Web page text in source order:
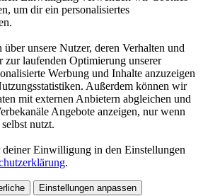
um dir ein personalisiertes
unsere Nutzer, deren Verhalten und
zur laufenden Optimierung unserer
Werbung und Inhalte anzuzeigen
Außerdem können wir
mit externen Anbietern abgleichen und
Angebote anzeigen, nur wenn
nutzt.
Einwilligung in den Einstellungen
.
Einstellungen anpassen